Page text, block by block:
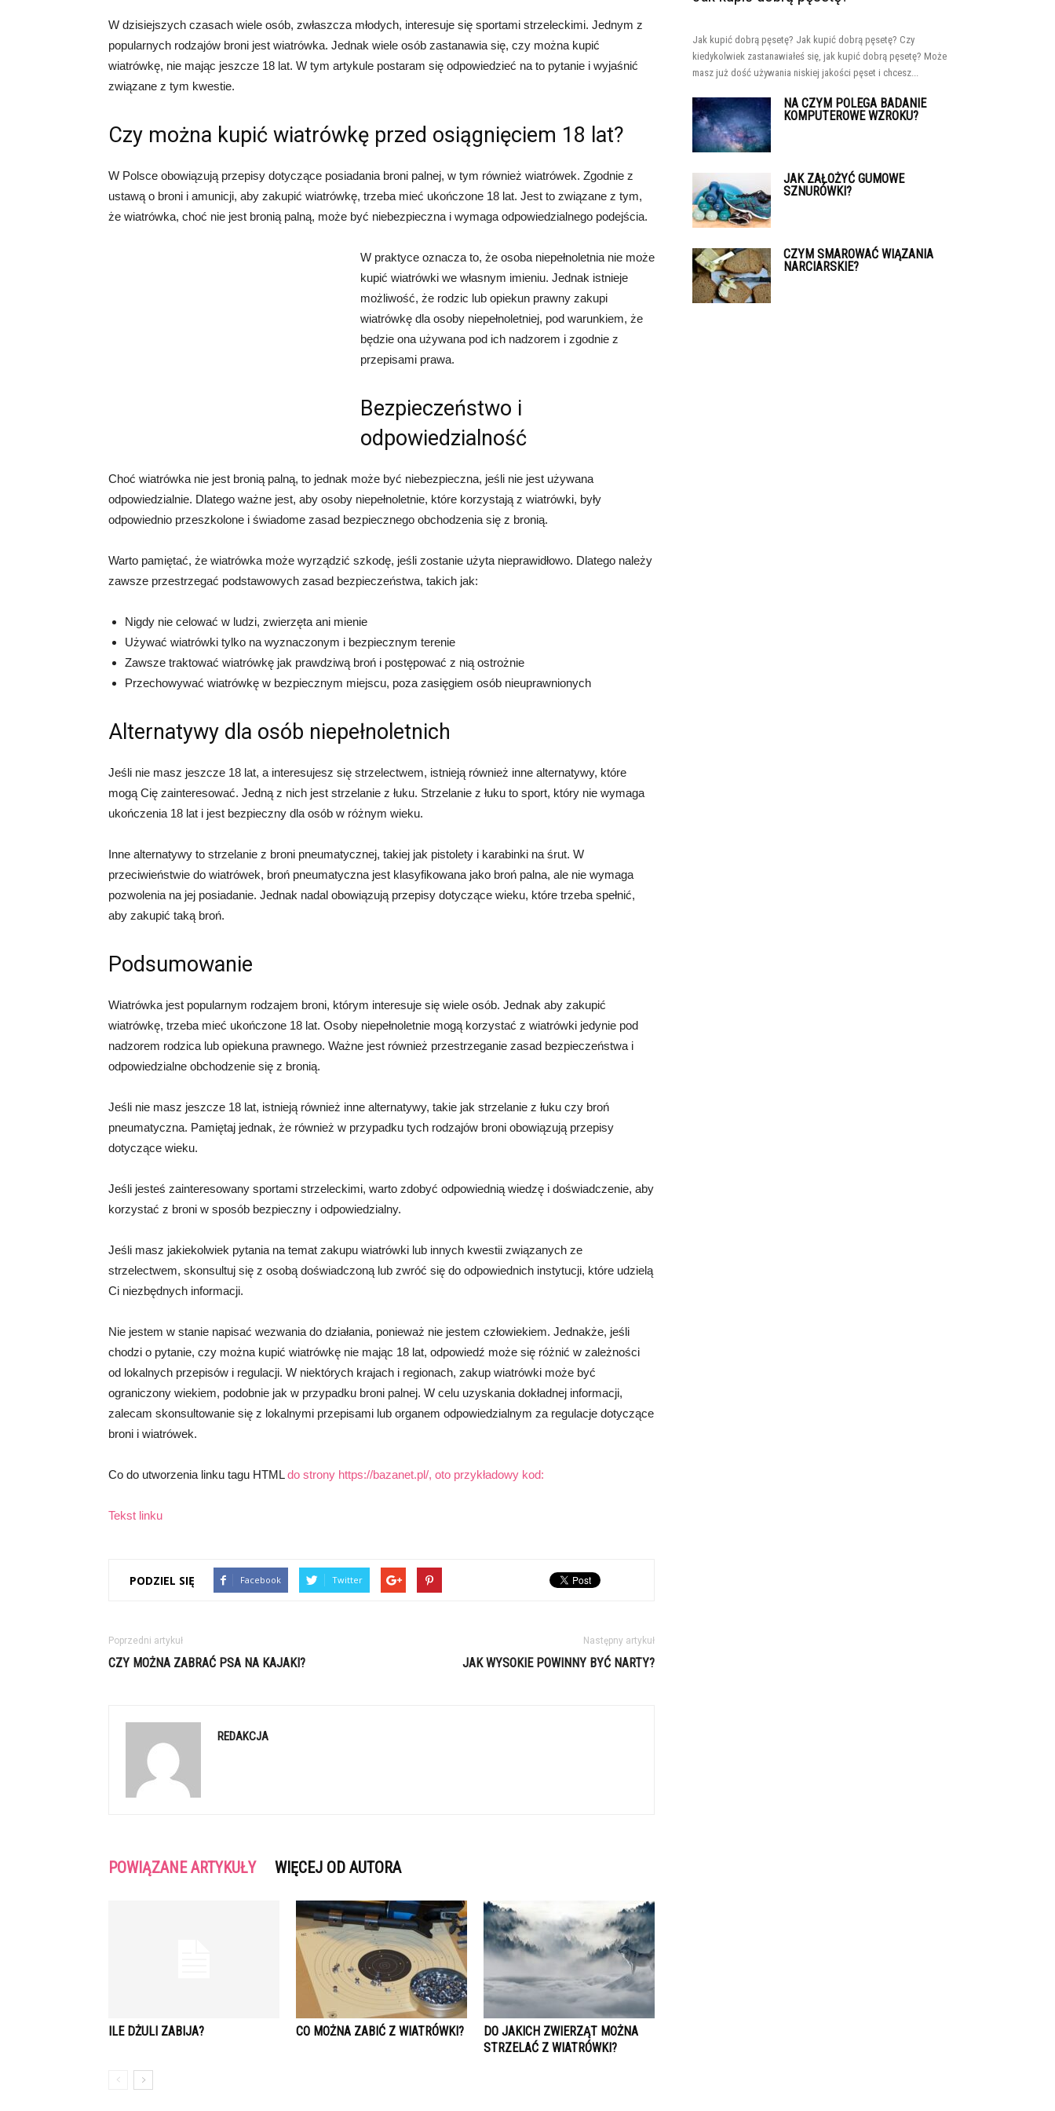
W dzisiejszych czasach wiele osób, zwłaszcza młodych, interesuje się sportami strzeleckimi. Jednym z
popularnych rodzajów broni jest wiatrówka. Jednak wiele osób zastanawia się, czy można kupić
wiatrówkę, nie mając jeszcze 18 lat. W tym artykule postaram się odpowiedzieć na to pytanie i wyjaśnić
związane z tym kwestie.
Czy można kupić wiatrówkę przed osiągnięciem 18 lat?
W Polsce obowiązują przepisy dotyczące posiadania broni palnej, w tym również wiatrówek. Zgodnie z
ustawą o broni i amunicji, aby zakupić wiatrówkę, trzeba mieć ukończone 18 lat. Jest to związane z tym,
że wiatrówka, choć nie jest bronią palną, może być niebezpieczna i wymaga odpowiedzialnego podejścia.
W praktyce oznacza to, że osoba niepełnoletnia nie może
kupić wiatrówki we własnym imieniu. Jednak istnieje
możliwość, że rodzic lub opiekun prawny zakupi
wiatrówkę dla osoby niepełnoletniej, pod warunkiem, że
będzie ona używana pod ich nadzorem i zgodnie z
przepisami prawa.
Bezpieczeństwo i
odpowiedzialność
Choć wiatrówka nie jest bronią palną, to jednak może być niebezpieczna, jeśli nie jest używana
odpowiedzialnie. Dlatego ważne jest, aby osoby niepełnoletnie, które korzystają z wiatrówki, były
odpowiednio przeszkolone i świadome zasad bezpiecznego obchodzenia się z bronią.
Warto pamiętać, że wiatrówka może wyrządzić szkodę, jeśli zostanie użyta nieprawidłowo. Dlatego należy
zawsze przestrzegać podstawowych zasad bezpieczeństwa, takich jak:
Nigdy nie celować w ludzi, zwierzęta ani mienie
Używać wiatrówki tylko na wyznaczonym i bezpiecznym terenie
Zawsze traktować wiatrówkę jak prawdziwą broń i postępować z nią ostrożnie
Przechowywać wiatrówkę w bezpiecznym miejscu, poza zasięgiem osób nieuprawnionych
Alternatywy dla osób niepełnoletnich
Jeśli nie masz jeszcze 18 lat, a interesujesz się strzelectwem, istnieją również inne alternatywy, które
mogą Cię zainteresować. Jedną z nich jest strzelanie z łuku. Strzelanie z łuku to sport, który nie wymaga
ukończenia 18 lat i jest bezpieczny dla osób w różnym wieku.
Inne alternatywy to strzelanie z broni pneumatycznej, takiej jak pistolety i karabinki na śrut. W
przeciwieństwie do wiatrówek, broń pneumatyczna jest klasyfikowana jako broń palna, ale nie wymaga
pozwolenia na jej posiadanie. Jednak nadal obowiązują przepisy dotyczące wieku, które trzeba spełnić,
aby zakupić taką broń.
Podsumowanie
Wiatrówka jest popularnym rodzajem broni, którym interesuje się wiele osób. Jednak aby zakupić
wiatrówkę, trzeba mieć ukończone 18 lat. Osoby niepełnoletnie mogą korzystać z wiatrówki jedynie pod
nadzorem rodzica lub opiekuna prawnego. Ważne jest również przestrzeganie zasad bezpieczeństwa i
odpowiedzialne obchodzenie się z bronią.
Jeśli nie masz jeszcze 18 lat, istnieją również inne alternatywy, takie jak strzelanie z łuku czy broń
pneumatyczna. Pamiętaj jednak, że również w przypadku tych rodzajów broni obowiązują przepisy
dotyczące wieku.
Jeśli jesteś zainteresowany sportami strzeleckimi, warto zdobyć odpowiednią wiedzę i doświadczenie, aby
korzystać z broni w sposób bezpieczny i odpowiedzialny.
Jeśli masz jakiekolwiek pytania na temat zakupu wiatrówki lub innych kwestii związanych ze
strzelectwem, skonsultuj się z osobą doświadczoną lub zwróć się do odpowiednich instytucji, które udzielą
Ci niezbędnych informacji.
Nie jestem w stanie napisać wezwania do działania, ponieważ nie jestem człowiekiem. Jednakże, jeśli
chodzi o pytanie, czy można kupić wiatrówkę nie mając 18 lat, odpowiedź może się różnić w zależności
od lokalnych przepisów i regulacji. W niektórych krajach i regionach, zakup wiatrówki może być
ograniczony wiekiem, podobnie jak w przypadku broni palnej. W celu uzyskania dokładnej informacji,
zalecam skonsultowanie się z lokalnymi przepisami lub organem odpowiedzialnym za regulacje dotyczące
broni i wiatrówek.
Co do utworzenia linku tagu HTMLdo strony https://bazanet.pl/, oto przykładowy kod:
Tekst linku
PODZIEL SIĘ Facebook Twitter
Poprzedni artykuł
CZY MOŻNA ZABRAĆ PSA NA KAJAKI?
Następny artykuł
JAK WYSOKIE POWINNY BYĆ NARTY?
REDAKCJA
POWIĄZANE ARTYKUŁY WIĘCEJ OD AUTORA
ILE DŻULI ZABIJA? CO MOŻNA ZABIĆ Z WIATRÓWKI?
DO JAKICH ZWIERZĄT MOŻNA
STRZELAĆ Z WIATRÓWKI?
Jak kupić dobrą pęsetę? Jak kupić dobrą pęsetę? Czy
kiedykolwiek zastanawiałeś się, jak kupić dobrą pęsetę? Może
masz już dość używania niskiej jakości pęset i chcesz...
NA CZYM POLEGA BADANIE
KOMPUTEROWE WZROKU?
JAK ZAŁOŻYĆ GUMOWE
SZNURÓWKI?
CZYM SMAROWAĆ WIĄZANIA
NARCIARSKIE?